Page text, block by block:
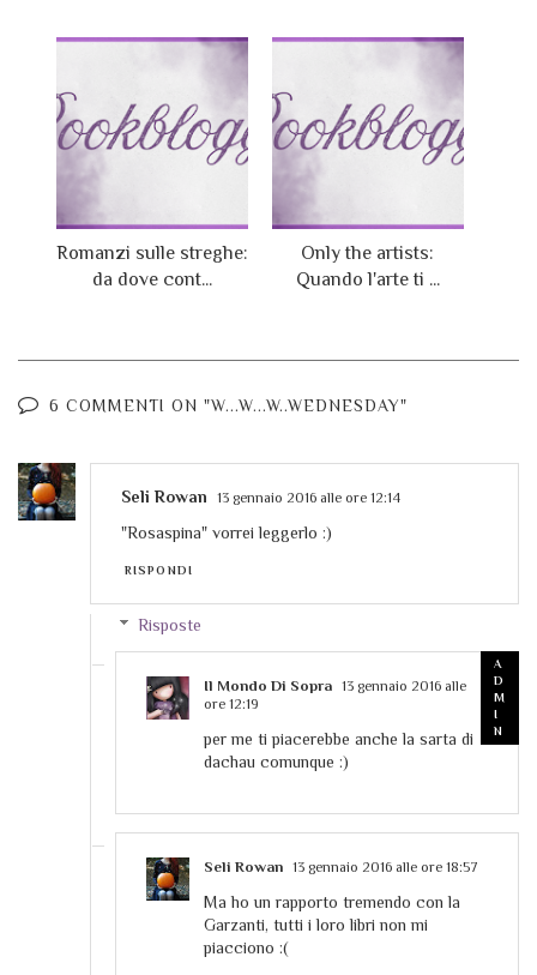
Romanzi sulle streghe:
da dove cont...
Only the artists:
Quando l'arte ti ...
6 COMMENTI ON "W...W...W..WEDNESDAY"
Seli Rowan 13 gennaio 2016 alle ore 12:14
"Rosaspina" vorrei leggerlo :)
RISPONDI
Risposte
Il Mondo Di Sopra 13 gennaio 2016 alle
ore 12:19
per me ti piacerebbe anche la sarta di
dachau comunque :)
Seli Rowan 13 gennaio 2016 alle ore 18:57
Ma ho un rapporto tremendo con la
Garzanti, tutti i loro libri non mi
piacciono :(